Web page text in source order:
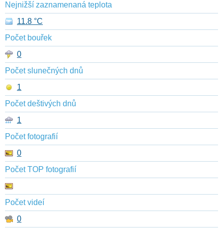
Nejnižší zaznamenaná teplota
11.8 °C
Počet bouřek
0
Počet slunečných dnů
1
Počet deštivých dnů
1
Počet fotografií
0
Počet TOP fotografií
Počet videí
0